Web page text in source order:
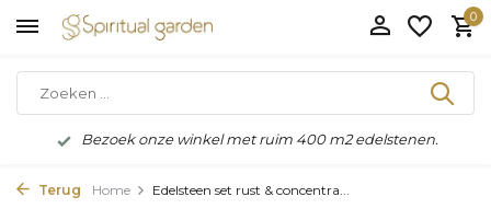
0
Bezoek onze winkel met ruim 400 m2 edelstenen.
Terug Home Edelsteen set rust & concentra...